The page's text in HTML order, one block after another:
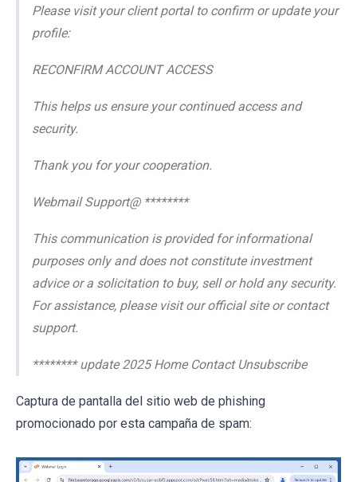
Please visit your client portal to confirm or update your
profile:
RECONFIRM ACCOUNT ACCESS
This helps us ensure your continued access and
security.
Thank you for your cooperation.
Webmail Support@ ********
This communication is provided for informational
purposes only and does not constitute investment
advice or a solicitation to buy, sell or hold any security.
For assistance, please visit our official site or contact
support.
******** update 2025 Home Contact Unsubscribe
Captura de pantalla del sitio web de phishing
promocionado por esta campaña de spam: